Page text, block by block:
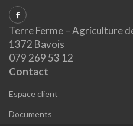
Terre Ferme – Agriculture
1372 Bavois
079 269 53 12
Contact
Espace client
Documents